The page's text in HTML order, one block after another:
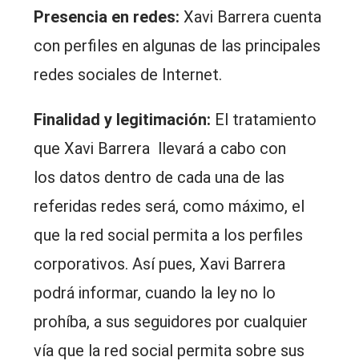
Presencia en redes: Xavi Barrera cuenta
con perfiles en algunas de las principales
redes sociales de Internet.
Finalidad y legitimación: El tratamiento
que Xavi Barrera llevará a cabo con
los datos dentro de cada una de las
referidas redes será, como máximo, el
que la red social permita a los perfiles
corporativos. Así pues, Xavi Barrera
podrá informar, cuando la ley no lo
prohíba, a sus seguidores por cualquier
vía que la red social permita sobre sus